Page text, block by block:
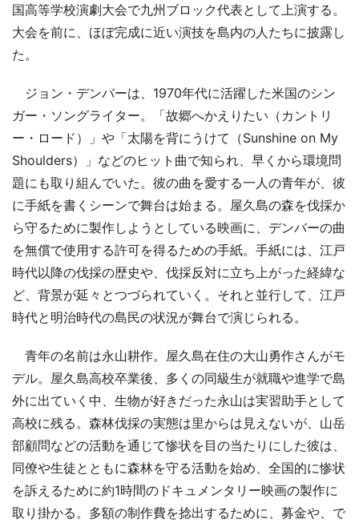
国高等学校演劇大会で九州ブロック代表として上演する。
大会を前に、ほぼ完成に近い演技を島内の人たちに披露し
た。
ジョン・デンバーは、1970年代に活躍した米国のシン
ガー・ソングライター。「故郷へかえりたい（カントリ
ー・ロード）」や「太陽を背にうけて（Sunshine on My
Shoulders）」などのヒット曲で知られ、早くから環境問
題にも取り組んでいた。彼の曲を愛する一人の青年が、彼
に手紙を書くシーンで舞台は始まる。屋久島の森を伐採か
ら守るために製作しようとしている映画に、デンバーの曲
を無償で使用する許可を得るための手紙。手紙には、江戸
時代以降の伐採の歴史や、伐採反対に立ち上がった経緯な
ど、背景が延々とつづられていく。それと並行して、江戸
時代と明治時代の島民の状況が舞台で演じられる。
青年の名前は永山耕作。屋久島在住の大山勇作さんがモ
デル。屋久島高校卒業後、多くの同級生が就職や進学で島
外に出ていく中、生物が好きだった永山は実習助手として
高校に残る。森林伐採の実態は里からは見えないが、山岳
部顧問などの活動を通じて惨状を目の当たりにした彼は、
同僚や生徒とともに森林を守る活動を始め、全国的に惨状
を訴えるために約1時間のドキュメンタリー映画の製作に
取り掛かる。多額の制作費を捻出するために、募金や、で